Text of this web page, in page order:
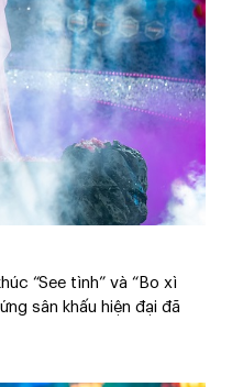
“See tình” và “Bo xì
sân khấu hiện đại đã